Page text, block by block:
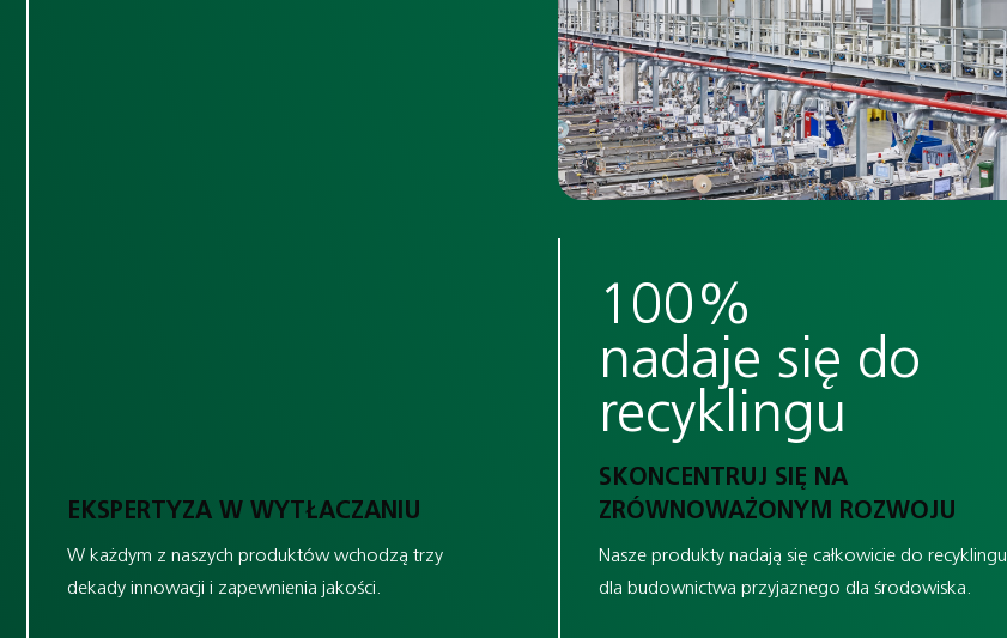
EKSPERTYZA W WYTŁACZANIU
W każdym z naszych produktów wchodzą trzy
dekady innowacji i zapewnienia jakości.
100%
nadaje się do
recyklingu
SKONCENTRUJ SIĘ NA
ZRÓWNOWAŻONYM ROZWOJU
Nasze produkty nadają się całkowicie do recyklingu
dla budownictwa przyjaznego dla środowiska.